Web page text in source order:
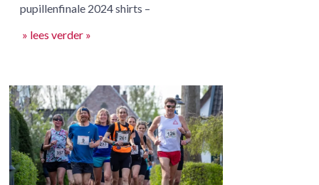
pupillenfinale 2024 shirts –
» lees verder »